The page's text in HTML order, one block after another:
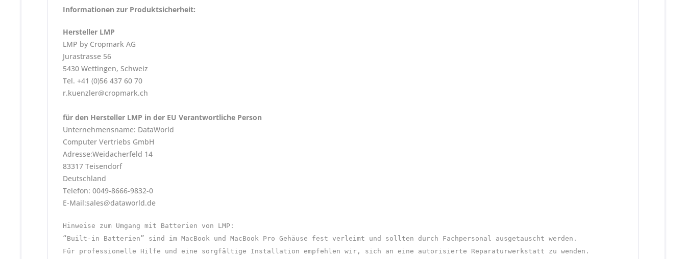
Informationen zur Produktsicherheit:
Hersteller LMP
LMP by Cropmark AG
Jurastrasse 56
5430 Wettingen, Schweiz
Tel. +41 (0)56 437 60 70
r.kuenzler@cropmark.ch
für den Hersteller LMP in der EU Verantwortliche Person
Unternehmensname: DataWorld
Computer Vertriebs GmbH
Adresse:Weidacherfeld 14
83317 Teisendorf
Deutschland
Telefon: 0049-8666-9832-0
E-Mail:sales@dataworld.de
Hinweise zum Umgang mit Batterien von LMP:
“Built-in Batterien” sind im MacBook und MacBook Pro Gehäuse fest verleimt und sollten durch Fachpersonal ausgetauscht werden.
Für professionelle Hilfe und eine sorgfältige Installation empfehlen wir, sich an eine autorisierte Reparaturwerkstatt zu wenden.